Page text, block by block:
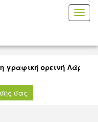
ορεινή Λάρνακα
στη Δημοτική
σας